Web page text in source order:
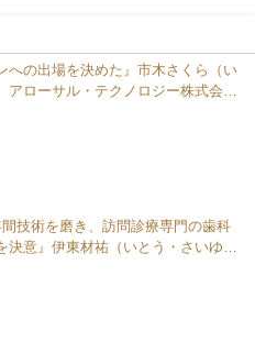
への出場を決めた』市木さくら（い
ローサル・テクノロジー株式会社
間技術を磨き、訪問診療専門の歯科
決意』伊東材祐（いとう・さいゆ